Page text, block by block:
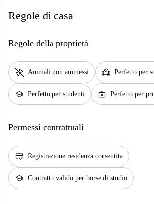
Regole di casa
Regole della proprietà
pet_supplies Animali non ammessi partner_heart Perfetto per
school Perfetto per studenti business_center Perfetto per
Permessi contrattuali
credit_score Registrazione residenza consentita
school Contratto valido per borse di studio